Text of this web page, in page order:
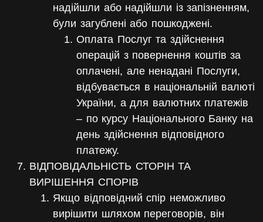
надійшли або надійшли із запізненням,
були загублені або пошкоджені.
Оплата Послуг та здійснення
операцій з повернення коштів за
оплачені, але ненадані Послуги,
відбувається в національній валюті
України, а для валютних платежів
– по курсу Національного Банку на
день здійснення відповідного
платежу.
ВІДПОВІДАЛЬНІСТЬ СТОРІН ТА
ВИРІШЕННЯ СПОРІВ
Якщо відповідний спір неможливо
вирішити шляхом переговорів, він